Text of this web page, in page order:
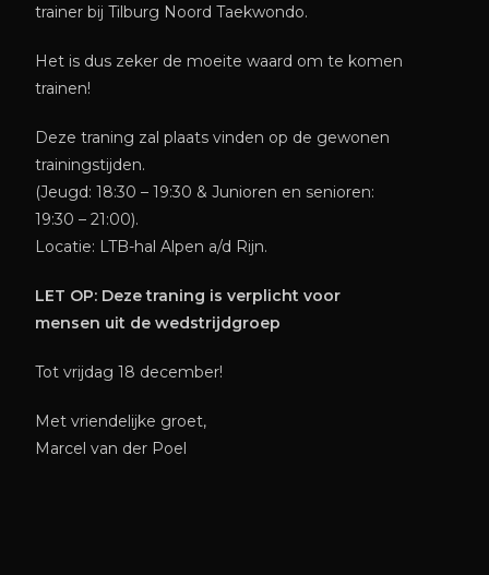
trainer bij Tilburg Noord Taekwondo.
Het is dus zeker de moeite waard om te komen
trainen!
Deze traning zal plaats vinden op de gewonen
trainingstijden.
(Jeugd: 18:30 – 19:30 & Junioren en senioren:
19:30 – 21:00).
Locatie: LTB-hal Alpen a/d Rijn.
LET OP: Deze traning is verplicht voor
mensen uit de wedstrijdgroep
Tot vrijdag 18 december!
Met vriendelijke groet,
Marcel van der Poel